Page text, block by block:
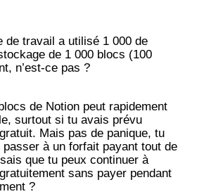
de travail a utilisé 1 000 de
de 1 000 blocs (100
n’est-ce pas ?
de Notion peut rapidement
surtout si tu avais prévu
Mais pas de panique, tu
passer à un forfait payant tout de
que tu peux continuer à
sans payer pendant
?